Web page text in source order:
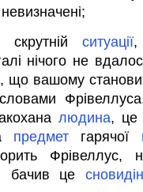
ситуації,
нічого не
що вашому
людина, це
предмет гарячої
Фрівеллус,
бачив це